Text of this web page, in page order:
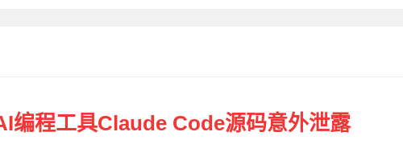
编程工具Claude Code源码意外泄露